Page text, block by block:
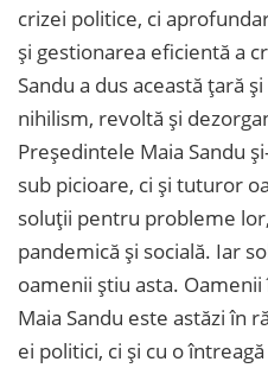
crizei politice, ci
și gestionarea eficientă a
Sandu a dus această țară
nihilism, revoltă și
Președintele Maia Sandu
sub picioare, ci și tuturor
soluții pentru probleme
pandemică și socială. Iar
oamenii știu asta. Oamenii
Maia Sandu este astăzi în
ei politici, ci și cu o